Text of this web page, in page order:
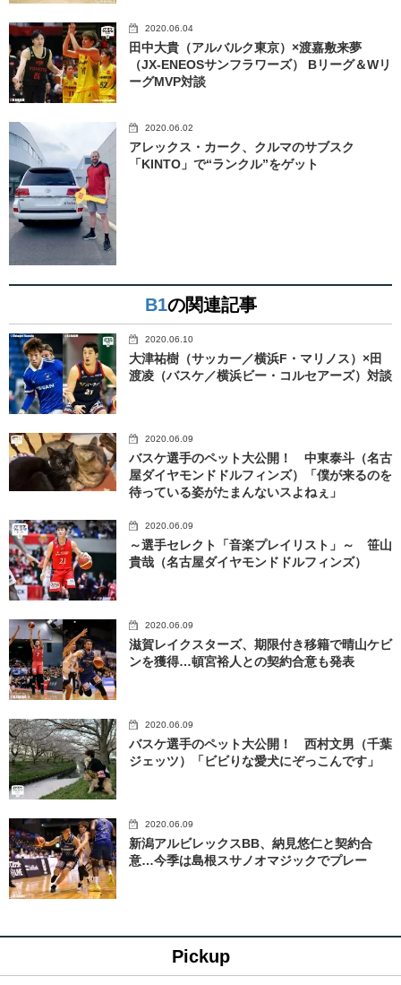
2020.06.04
田中大貴（アルバルク東京）×渡嘉敷来夢
（JX-ENEOSサンフラワーズ） Bリーグ＆Wリ
ーグMVP対談
2020.06.02
アレックス・カーク、クルマのサブスク
「KINTO」で“ランクル”をゲット
B1の関連記事
2020.06.10
大津祐樹（サッカー／横浜F・マリノス）×田
渡凌（バスケ／横浜ビー・コルセアーズ）対談
2020.06.09
バスケ選手のペット大公開！ 中東泰斗（名古
屋ダイヤモンドドルフィンズ）「僕が来るのを
待っている姿がたまんないスよねぇ」
2020.06.09
～選手セレクト「音楽プレイリスト」～ 笹山
貴哉（名古屋ダイヤモンドドルフィンズ）
2020.06.09
滋賀レイクスターズ、期限付き移籍で晴山ケビ
ンを獲得…頓宮裕人との契約合意も発表
2020.06.09
バスケ選手のペット大公開！ 西村文男（千葉
ジェッツ）「ビビりな愛犬にぞっこんです」
2020.06.09
新潟アルビレックスBB、納見悠仁と契約合
意…今季は島根スサノオマジックでプレー
Pickup